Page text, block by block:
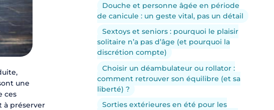
une
ces
à préserver
Douche et personne âgée en période
de canicule : un geste vital, pas un détail
Sextoys et seniors : pourquoi le plaisir
solitaire n’a pas d’âge (et pourquoi la
discrétion compte)
Choisir un déambulateur ou rollator :
comment retrouver son équilibre (et sa
liberté) ?
Sorties extérieures en été pour les